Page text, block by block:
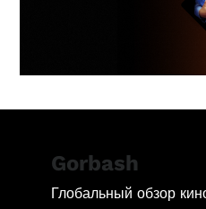
Gorbash
Глобальный обзор